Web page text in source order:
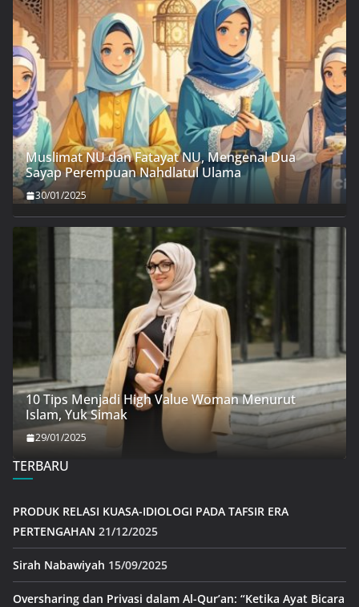
Muslimat NU dan Fatayat NU, Mengenal Dua
Sayap Perempuan Nahdlatul Ulama
30/01/2025
10 Tips Menjadi High Value Woman Menurut
Islam, Yuk Simak
29/01/2025
TERBARU
PRODUK RELASI KUASA-IDIOLOGI PADA TAFSIR ERA
PERTENGAHAN 21/12/2025
Sirah Nabawiyah 15/09/2025
Oversharing dan Privasi dalam Al-Qur’an: “Ketika Ayat Bicara